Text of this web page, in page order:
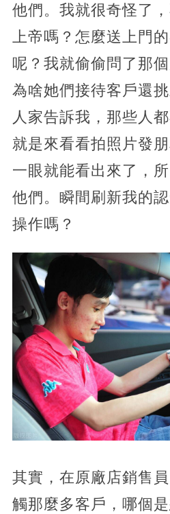
他們。我就很奇怪了
上帝嗎？怎麼送上門
呢？我就偷偷問了那
為啥她們接待客戶還
人家告訴我，那些人
就是來看看拍照片發
一眼就能看出來了，
他們。瞬間刷新我的
操作嗎？
其實，在原廠店銷售
觸那麼多客戶，哪個